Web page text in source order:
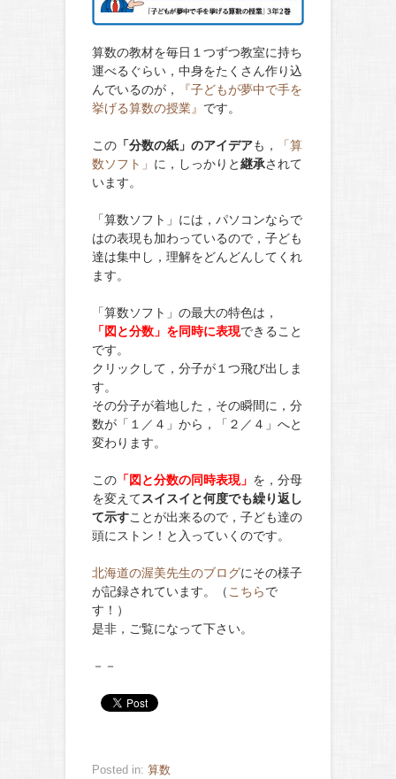
算数の教材を毎日１つずつ教室に持ち
運べるぐらい，中身をたくさん作り込
んでいるのが，
『子どもが夢中で手を
挙げる算数の授業』 です。
この 「分数の紙」のアイデアも，
「算
数ソフト」 に，しっかりと継承されて
います。
「算数ソフト」には，パソコンならで
はの表現も加わっているので，子ども
達は集中し，理解をどんどんしてくれ
ます。
「算数ソフト」の最大の特色は，
「図と分数」を同時に表現できること
です。
クリックして，分子が１つ飛び出しま
す。
その分子が着地した，その瞬間に，分
数が「１／４」から，「２／４」へと
変わります。
この 「図と分数の同時表現」 を，分母
を変えてスイスイと何度でも繰り返し
て示すことが出来るので，子ども達の
頭にストン！と入っていくのです。
北海道の渥美先生のブログにその様子
が記録されています。（こちらで
す！）
是非，ご覧になって下さい。
－－
Posted in: 算数